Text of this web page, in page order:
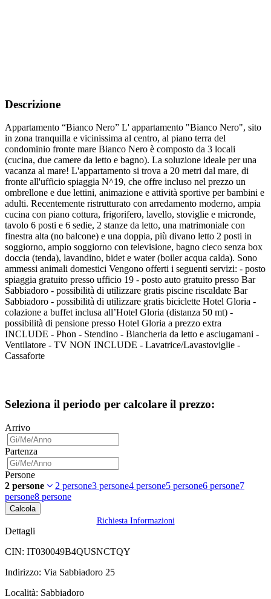
Descrizione
Appartamento “Bianco Nero” L' appartamento "Bianco Nero", sito
in zona tranquilla e vicinissima al centro, al piano terra del
condominio fronte mare Bianco Nero è composto da 3 locali
(cucina, due camere da letto e bagno). La soluzione ideale per una
vacanza al mare! L'appartamento si trova a 20 metri dal mare, di
fronte all'ufficio spiaggia N^19, che offre incluso nel prezzo un
ombrellone e due lettini, animazione e attività sportive per bambini e
adulti. Recentemente ristrutturato con arredamento moderno, ampia
cucina con piano cottura, frigorifero, lavello, stoviglie e micronde,
tavolo 6 posti e 6 sedie, 2 stanze da letto, una matrimoniale con
finestra alta (no balcone) e una doppia, più divano letto 2 posti in
soggiorno, ampio soggiorno con televisione, bagno cieco senza box
doccia (tenda), lavandino, bidet e water (boiler acqua calda). Sono
ammessi animali domestici Vengono offerti i seguenti servizi: - posto
spiaggia gratuito presso ufficio 19 - posto auto gratuito presso Bar
Sabbiadoro - possibilità di utilizzare gratis piscine riscaldate Bar
Sabbiadoro - possibilità di utilizzare gratis biciclette Hotel Gloria -
colazione a buffet inclusa all’Hotel Gloria (distanza 50 mt) -
possibilità di pensione presso Hotel Gloria a prezzo extra
INCLUDE - Phon - Stendino - Biancheria da letto e asciugamani -
Ventilatore - TV NON INCLUDE - Lavatrice/Lavastoviglie -
Cassaforte
Seleziona il periodo per calcolare il prezzo:
Arrivo
Partenza
Persone
2 persone
2 persone3 persone4 persone5 persone6 persone7
persone8 persone
Calcola
Richiesta Informazioni
Dettagli
CIN: IT030049B4QUSNCTQY
Indirizzo: Via Sabbiadoro 25
Località: Sabbiadoro